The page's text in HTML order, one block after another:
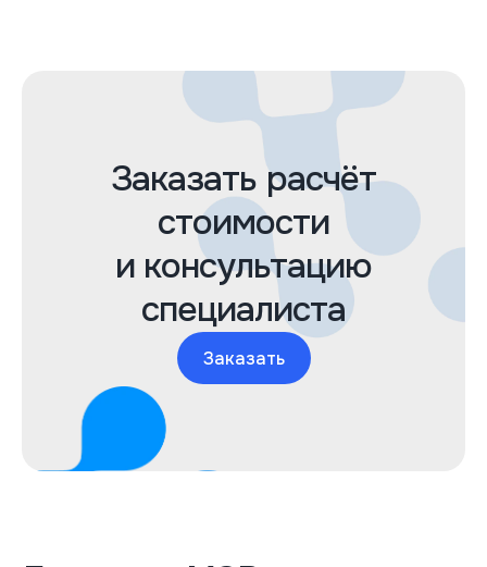
Заказать расчёт
стоимости
и консультацию
специалиста
Заказать